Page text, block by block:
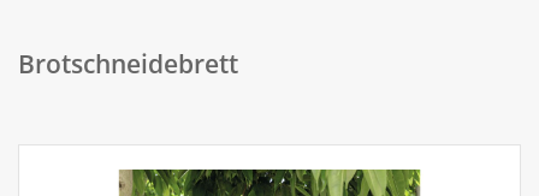
Gedeckter Tisch
Brotschneidebrett